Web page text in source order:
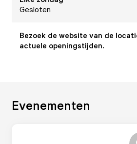
Gesloten
Bezoek de website van de
actuele openingstijden.
Evenementen